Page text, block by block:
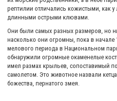
рептилии отличались кожистыми, как
длинными острыми клювами.
Они были самых разных размеров, но
насколько они огромны, пока в начале
мелового периода в Национальном
обнаружили огромные окаменелые
имел размах крыльев, сопоставимый
самолетом. Это животное назвали
божества, пернатого змея.